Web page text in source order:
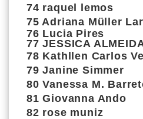
74 raquel lemos
75Adriana Müller
76 Lucia Pires
77JESSICA
78 Kathllen Carlos
79Janine Simmer
80Vanessa M.
81 Giovanna Ando
82 rose muniz